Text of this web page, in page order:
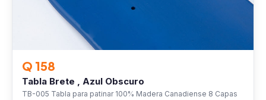
Q 158
Tabla Brete , Azul Obscuro
TB-005 Tabla para patinar 100% Madera Canadiense 8 Capas